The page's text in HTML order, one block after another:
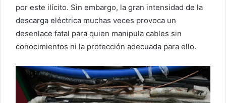
por este ilícito. Sin embargo, la gran intensidad de la
descarga eléctrica muchas veces provoca un
desenlace fatal para quien manipula cables sin
conocimientos ni la protección adecuada para ello.